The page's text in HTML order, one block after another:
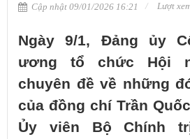
Cập nhật 09/01/2026 16:21 Lượt
Ngày 9/1, Đảng ủy
ương tổ chức Hội
chuyên đề về những
của đồng chí Trần
Ủy viên Bộ Chính